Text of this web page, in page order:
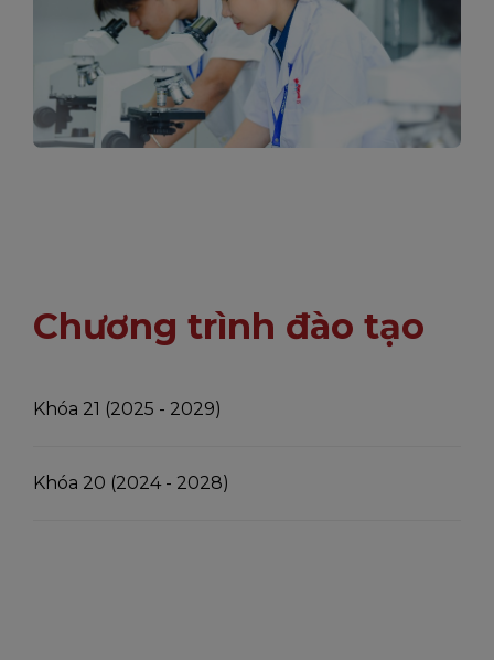
Chương trình đào tạo
Khóa 21 (2025 - 2029)
Khóa 20 (2024 - 2028)